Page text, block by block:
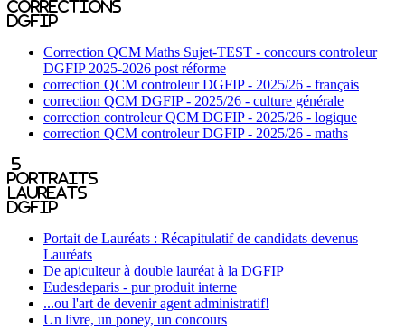
corrections
DGFIP
Correction QCM Maths Sujet-TEST - concours controleur
DGFIP 2025-2026 post réforme
correction QCM controleur DGFIP - 2025/26 - français
correction QCM DGFIP - 2025/26 - culture générale
correction controleur QCM DGFIP - 2025/26 - logique
correction QCM controleur DGFIP - 2025/26 - maths
5
portraits
laureats
DGFIP
Portait de Lauréats : Récapitulatif de candidats devenus
Lauréats
De apiculteur à double lauréat à la DGFIP
Eudesdeparis - pur produit interne
...ou l'art de devenir agent administratif!
Un livre, un poney, un concours